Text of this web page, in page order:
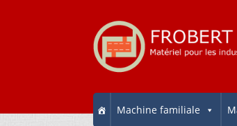
Machine familiale